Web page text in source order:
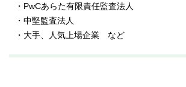
・PwCあらた有限責任監査法人
・中堅監査法人
・大手、人気上場企業 など